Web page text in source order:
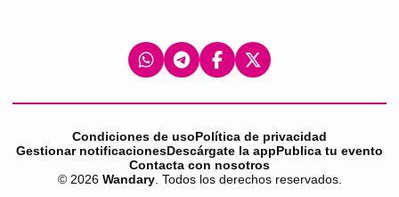
Condiciones de usoPolítica de privacidad
Gestionar notificacionesDescárgate la appPublica tu evento
Contacta con nosotros
© 2026 Wandary. Todos los derechos reservados.